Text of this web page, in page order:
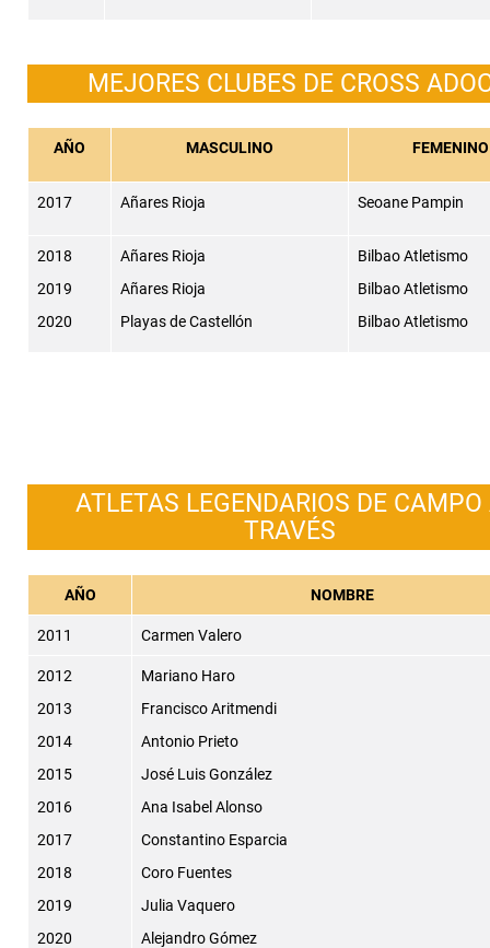
MEJORES CLUBES DE CROSS
AÑO MASCULINO FEMENINO
2017 Añares Rioja Seoane Pampin
2018
2019
2020
Añares Rioja
Añares Rioja
Playas de Castellón
Bilbao Atletismo
Bilbao Atletismo
Bilbao Atletismo
ATLETAS LEGENDARIOS DE CAMPO
TRAVÉS
AÑO NOMBRE
2011 Carmen Valero
2012
2013
2014
2015
2016
2017
2018
2019
2020
Mariano Haro
Francisco Aritmendi
Antonio Prieto
José Luis González
Ana Isabel Alonso
Constantino Esparcia
Coro Fuentes
Julia Vaquero
Alejandro Gómez